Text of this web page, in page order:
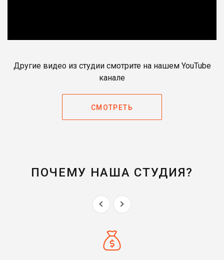
Другие видео из студии смотрите на нашем YouTube
канале
СМОТРЕТЬ
ПОЧЕМУ НАША СТУДИЯ?